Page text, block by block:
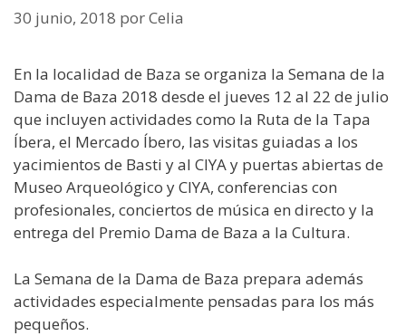
30 junio, 2018 porCelia
En la localidad de Baza se organiza la Semana de la
Dama de Baza 2018 desde el jueves 12 al 22 de julio
que incluyen actividades como la Ruta de la Tapa
Íbera, el Mercado Íbero, las visitas guiadas a los
yacimientos de Basti y al CIYA y puertas abiertas de
Museo Arqueológico y CIYA, conferencias con
profesionales, conciertos de música en directo y la
entrega del Premio Dama de Baza a la Cultura.
La Semana de la Dama de Baza prepara además
actividades especialmente pensadas para los más
pequeños.